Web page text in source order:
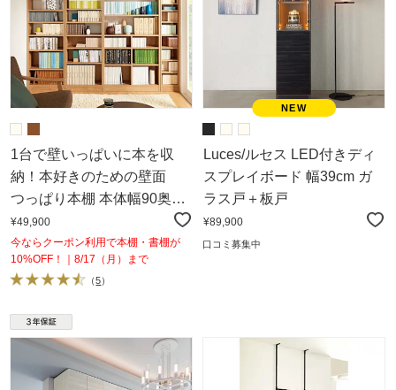
1台で壁いっぱいに本を収
納！本好きのための壁面
つっぱり本棚 本体幅90奥行
29.5cm
¥49,900
今ならクーポン利用で本棚・書棚が
10%OFF！｜8/17（月）まで
（5）
Luces/ルセス LED付きディ
スプレイボード 幅39cm ガ
ラス戸＋板戸
¥89,900
口コミ募集中